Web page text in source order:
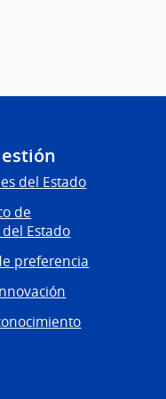
del Estado
de
Estado
preferencia